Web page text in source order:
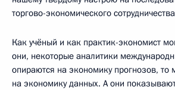
торгово-экономического
Как учёный и как практик-экономист
они, некоторые аналитики
опираются на экономику прогнозов, то
на экономику данных. А они